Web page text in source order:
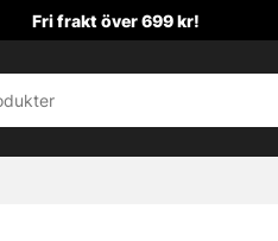
Fri frakt över 699 kr!